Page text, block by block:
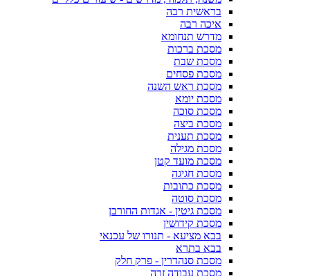
בראשית רבה
איכה רבה
מדרש תנחומא
מסכת ברכות
מסכת שבת
מסכת פסחים
מסכת ראש השנה
מסכת יומא
מסכת סוכה
מסכת ביצה
מסכת תענית
מסכת מגילה
מסכת מועד קטן
מסכת חגיגה
מסכת כתובות
מסכת סוטה
מסכת גיטין - אגדות החורבן
מסכת קידושין
בבא מציעא - תנורו של עכנאי
בבא בתרא
מסכת סנהדרין - פרק חלק
מסכת עבודה זרה